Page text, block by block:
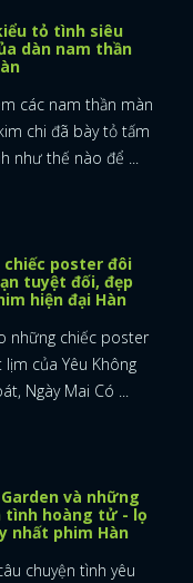
tỏ tình siêu
dàn nam thần
các nam thần màn
chi đã bày tỏ tấm
như thế nào để ...
poster đôi
tuyệt đối, đẹp
hiện đại Hàn
những chiếc poster
lịm của Yêu Không
Ngày Mai Có ...
và những
tình hoàng tử - lọ
nhất phim Hàn
chuyện tình yêu